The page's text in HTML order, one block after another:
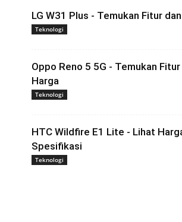
LG W31 Plus - Temukan Fitur
Teknologi
Oppo Reno 5 5G - Temukan Fitur
Harga
Teknologi
HTC Wildfire E1 Lite - Lihat
Spesifikasi
Teknologi